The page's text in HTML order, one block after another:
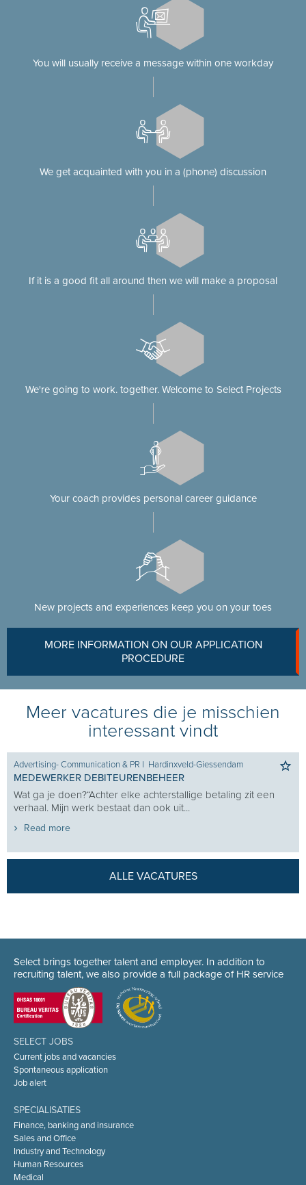
You will usually receive a message within one workday
We get acquainted with you in a (phone) discussion
If it is a good fit all around then we will make a proposal
We're going to work. together. Welcome to Select Projects
Your coach provides personal career guidance
New projects and experiences keep you on your toes
MORE INFORMATION ON OUR APPLICATION
PROCEDURE
Meer vacatures die je misschien
interessant vindt
Advertising- Communication & PR I Hardinxveld-Giessendam
MEDEWERKER DEBITEURENBEHEER
Wat ga je doen?“Achter elke achterstallige betaling zit een
verhaal. Mijn werk bestaat dan ook uit...
Read more
ALLE VACATURES
Select brings together talent and employer. In addition to
recruiting talent, we also provide a full package of HR service
SELECT JOBS
Current jobs and vacancies
Spontaneous application
Job alert
SPECIALISATIES
Finance, banking and insurance
Sales and Office
Industry and Technology
Human Resources
Medical